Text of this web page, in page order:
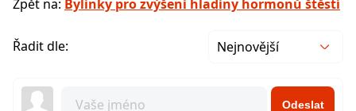
Zpět na: Bylinky pro zvýšení hladiny hormonů štěstí
Řadit dle: Nejnovější
Odeslat